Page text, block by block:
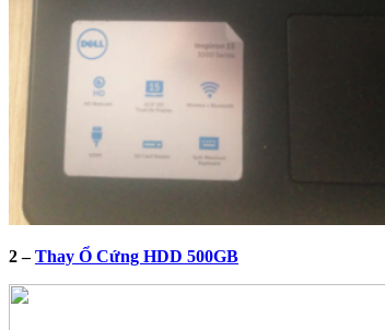
2 –Thay Ổ Cứng HDD 500GB